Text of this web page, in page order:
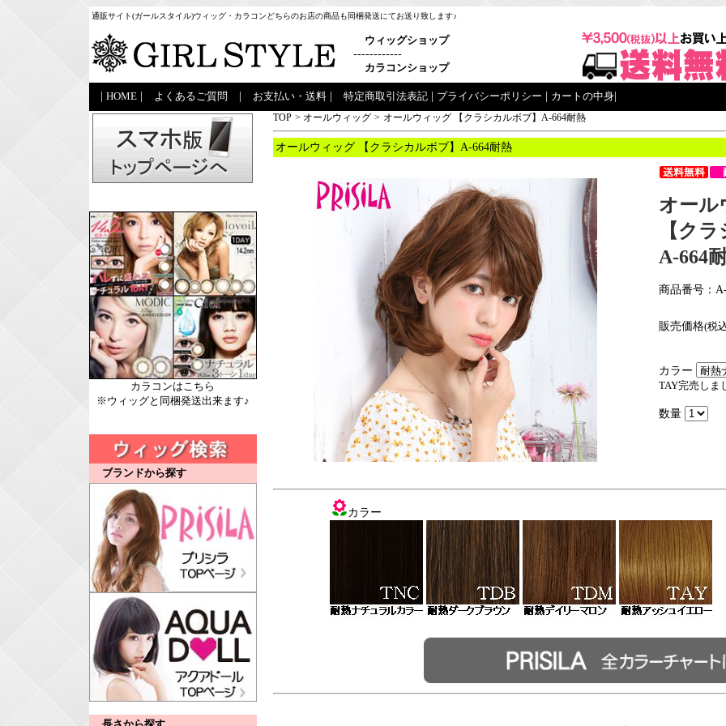
通販サイト(ガールスタイル)ウィッグ・カラコンどちらのお店の商品も同梱発送にてお送り致します♪
ウィッグショップ
------------
カラコンショップ
HOME よくあるご質問 お支払い・送料 特定商取引法表記 プライバシーポリシー カートの中身|
カラコンはこちら
※ウィッグと同梱発送出来ます♪
ブランドから探す
TOP > オールウィッグ > オールウィッグ 【クラシカルボブ】A-664耐熱
オールウィッグ 【クラシカルボブ】A-664耐熱
オール
【ク
A-664
商品番号：
販売価格(税
カラー
TAY完売しま
数量
カラー